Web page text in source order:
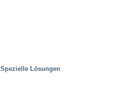
Spezielle Lösungen